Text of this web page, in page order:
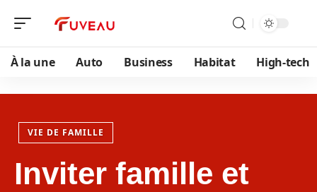
À la une Auto Business Habitat High-tech
VIE DE FAMILLE
Inviter famille et